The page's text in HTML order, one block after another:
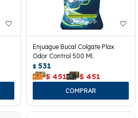
Enjuague Bucal Colgate Plax
Odor Control 500 Ml.
$ 531
$ 451 $ 451